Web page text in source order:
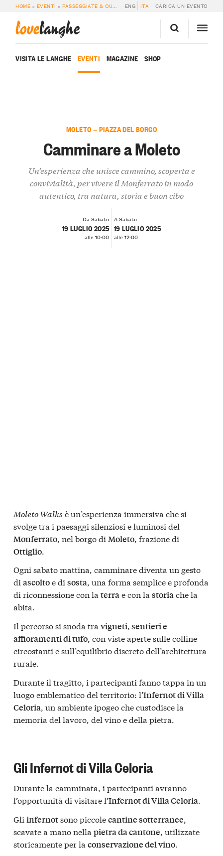
HOME » EVENTI »PASSEGGIATE & OUTDOOR » CAMMINARE A MOLETO
ENG ITA CARICA UN EVENTO
lovelanghe
VISITA LE LANGHE EVENTI MAGAZINE SHOP
MOLETO — PIAZZA DEL BORGO
Camminare a Moleto
Un’esperienza che unisce cammino, scoperta e
convivialità, per vivere il Monferrato in modo
autentico, tra natura, storia e buon cibo
Da Sabato
19 LUGLIO 2025
alle 10:00
A Sabato
19 LUGLIO 2025
alle 12:00
Moleto Walks è un’esperienza immersiva che si
svolge tra i paesaggi silenziosi e luminosi del
Monferrato, nel borgo di Moleto, frazione di
Ottiglio.
Ogni sabato mattina, camminare diventa un gesto
di ascoltoe di sosta, una forma semplice e profonda
di riconnessione con la terrae con la storiache la
abita.
Il percorso si snoda tra vigneti, sentieri e
affioramenti di tufo, con viste aperte sulle colline
circostanti e sull’equilibrio discreto dell’architettura
rurale.
Durante il tragitto, i partecipanti fanno tappa in un
luogo emblematico del territorio: l’Infernot di Villa
Celoria, un ambiente ipogeo che custodisce la
memoria del lavoro, del vino e della pietra.
Gli Infernot di Villa Celoria
Durante la camminata, i partecipanti avranno
l’opportunità di visitare l’Infernot di Villa Celoria.
Gli infernotsono piccolecantine sotterranee,
scavate a mano nella pietra da cantone, utilizzate
storicamente per la conservazione del vino.